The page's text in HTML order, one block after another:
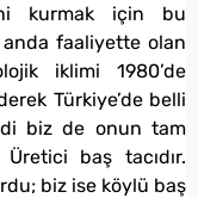
kurmak için bu
anda faaliyette olan
iklimi 1980’de
Türkiye’de belli
biz de onun tam
baş tacıdır.
biz ise köylü baş